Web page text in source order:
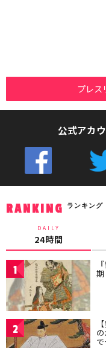
プレス
公式アカ
RANKING ランキング
DAILY
24時間
1
2